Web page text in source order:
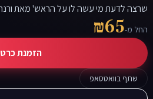
שרצה לדעת מי עשה לו על הראש' מאת ורנר
החל מ-₪65
הזמנת
שתף בוואטסאפ